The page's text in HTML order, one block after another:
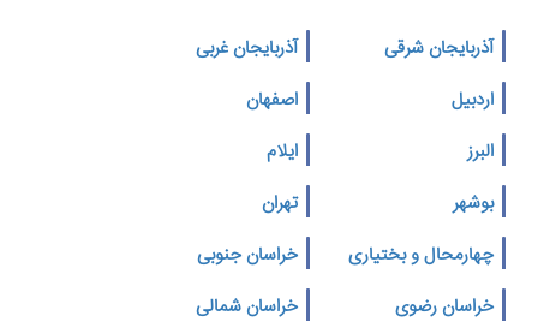
آذربایجان شرقی
آذربایجان غربی
اردبیل
اصفهان
البرز
ایلام
بوشهر
تهران
چهارمحال و بختیاری
خراسان جنوبی
خراسان رضوی
خراسان شمالی